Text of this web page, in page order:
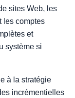
sites Web, les
les comptes
et
système si
à la stratégie
incrémentielles